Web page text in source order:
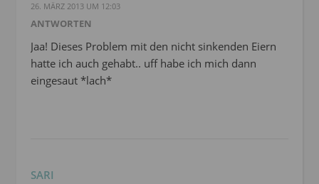
26. MÄRZ 2013 UM 12:03
ANTWORTEN
Jaa! Dieses Problem mit den nicht sinkenden Eiern
hatte ich auch gehabt.. uff habe ich mich dann
eingesaut *lach*
SARI